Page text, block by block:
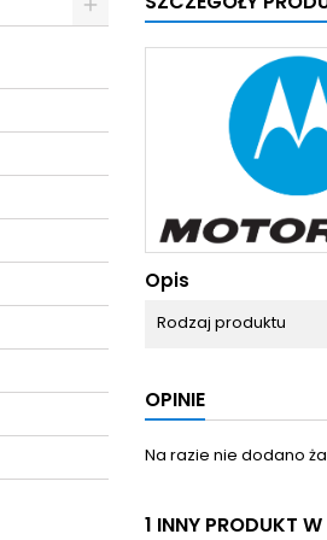
Opis
Rodzaj produktu
OPINIE
Na razie nie dodano
1 INNY PRODUKT